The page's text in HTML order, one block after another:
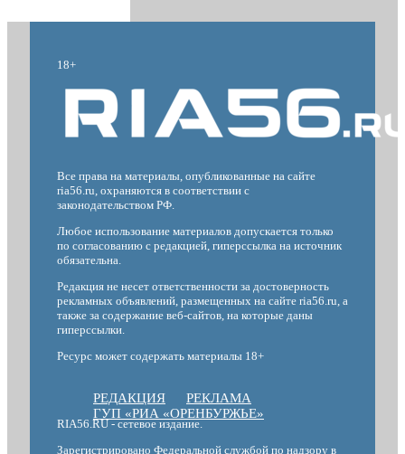
18+
Все права на материалы, опубликованные на сайте
ria56.ru, охраняются в соответствии с
законодательством РФ.
Любое использование материалов допускается только
по согласованию с редакцией, гиперссылка на источник
обязательна.
Редакция не несет ответственности за достоверность
рекламных объявлений, размещенных на сайте ria56.ru, а
также за содержание веб-сайтов, на которые даны
гиперссылки.
Ресурс может содержать материалы 18+
РЕДАКЦИЯ
РЕКЛАМА
ГУП «РИА «ОРЕНБУРЖЬЕ»
RIA56.RU - сетевое издание.
Зарегистрировано Федеральной службой по надзору в